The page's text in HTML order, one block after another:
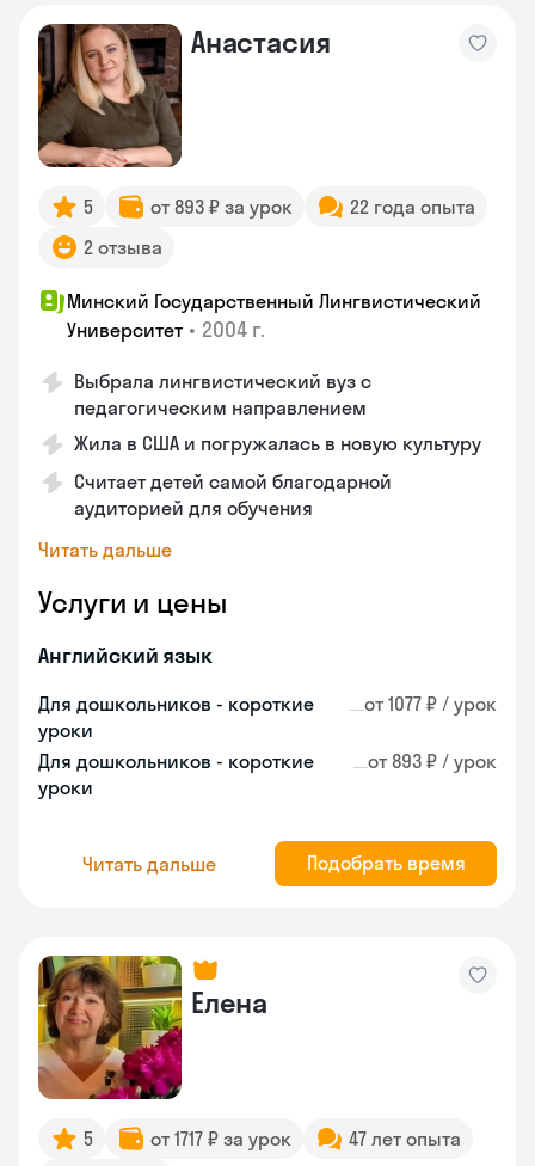
Анастасия
5 от 893 ₽ за урок
22 года опыта
2 отзыва
Минский Государственный Лингвистический
Университет • 2004 г.
Выбрала лингвистический вуз с
педагогическим направлением
Жила в США и погружалась в новую культуру
Считает детей самой благодарной
аудиторией для обучения
Читать дальше
Услуги и цены
Английский язык
Для дошкольников - короткие
уроки
от 1077 ₽ / урок
Для дошкольников - короткие
уроки
от 893 ₽ / урок
Читать дальше Подобрать время
Елена
5 от 1717 ₽ за урок
47 лет опыта